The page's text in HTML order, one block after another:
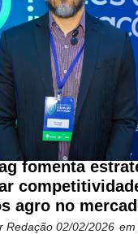
fomenta
agro no
Redação 02/02/2026 em